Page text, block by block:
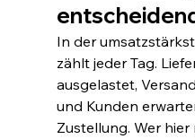
In der
zählt jeder Tag.
ausgelastet,
und Kunden
Zustellung. Wer